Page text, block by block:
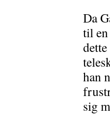
Da
til
han
sig